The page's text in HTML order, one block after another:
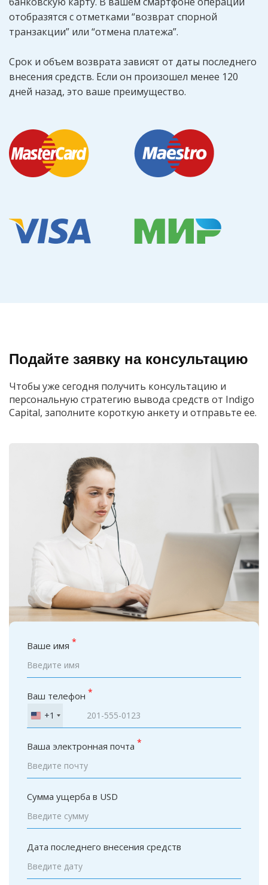
отобразятся с отметками “возврат спорной
транзакции” или “отмена платежа”.
Срок и объем возврата зависят от даты последнего
внесения средств. Если он произошел менее 120
дней назад, это ваше преимущество.
Подайте заявку на консультацию
Чтобы уже сегодня получить консультацию и
персональную стратегию вывода средств от Indigo
Capital, заполните короткую анкету и отправьте ее.
Ваше имя *
Ваш телефон *
United
States
+1
+1
Ваша электронная почта *
Сумма ущерба в USD
Дата последнего внесения средств